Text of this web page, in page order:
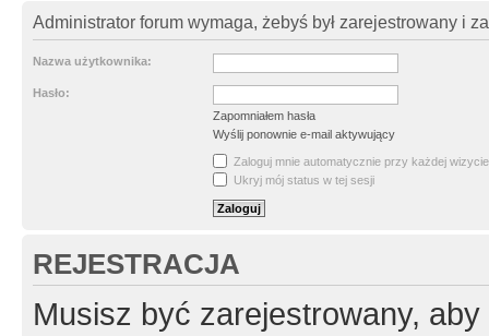
Administrator forum wymaga, żebyś był zarejestrowany i
Nazwa użytkownika:
Hasło:
Zapomniałem hasła
Wyślij ponownie e-mail aktywujący
Zaloguj mnie automatycznie przy każdej wizycie
Ukryj mój status w tej sesji
REJESTRACJA
Musisz być zarejestrowany,